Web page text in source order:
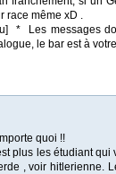
race même xD .
* Les messages
le bar est à
quoi !!
plus les étudiant qui
, voir hitlerienne.